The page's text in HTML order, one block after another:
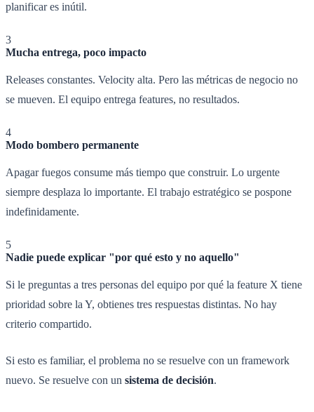
planificar es inútil.
3
Mucha entrega, poco impacto
Releases constantes. Velocity alta. Pero las métricas de negocio no
se mueven. El equipo entrega features, no resultados.
4
Modo bombero permanente
Apagar fuegos consume más tiempo que construir. Lo urgente
siempre desplaza lo importante. El trabajo estratégico se pospone
indefinidamente.
5
Nadie puede explicar "por qué esto y no aquello"
Si le preguntas a tres personas del equipo por qué la feature X tiene
prioridad sobre la Y, obtienes tres respuestas distintas. No hay
criterio compartido.
Si esto es familiar, el problema no se resuelve con un framework
nuevo. Se resuelve con un sistema de decisión.